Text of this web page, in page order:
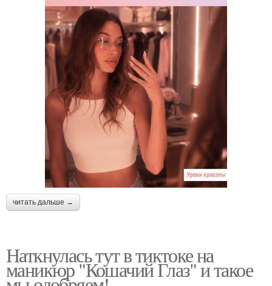
читать дальше →
Наткнулась тут в тиктоке на
маникюр "Кошачий Глаз" и такое